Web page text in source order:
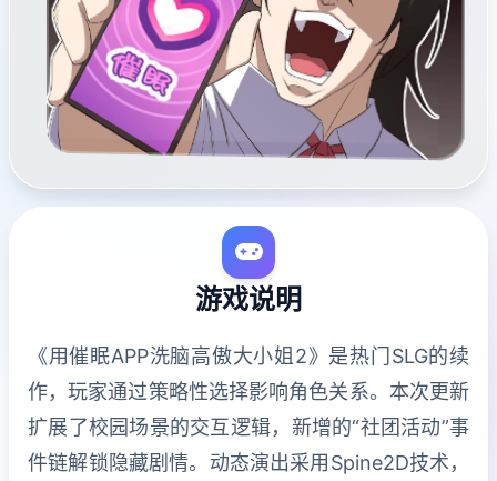
游戏说明
《用催眠APP洗脑高傲大小姐2》是热门SLG的续
作，玩家通过策略性选择影响角色关系。本次更新
扩展了校园场景的交互逻辑，新增的“社团活动”事
件链解锁隐藏剧情。动态演出采用Spine2D技术，